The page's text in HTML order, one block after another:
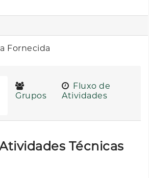
Fornecida
Grupos
Fluxo de
Atividades
Técnicas